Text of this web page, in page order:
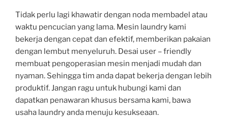
Tidak perlu lagi khawatir dengan noda membadel atau
waktu pencucian yang lama. Mesin laundry kami
bekerja dengan cepat dan efektif, memberikan pakaian
dengan lembut menyeluruh. Desai user – friendly
membuat pengoperasian mesin menjadi mudah dan
nyaman. Sehingga tim anda dapat bekerja dengan lebih
produktif. Jangan ragu untuk hubungi kami dan
dapatkan penawaran khusus bersama kami, bawa
usaha laundry anda menuju kesukseaan.